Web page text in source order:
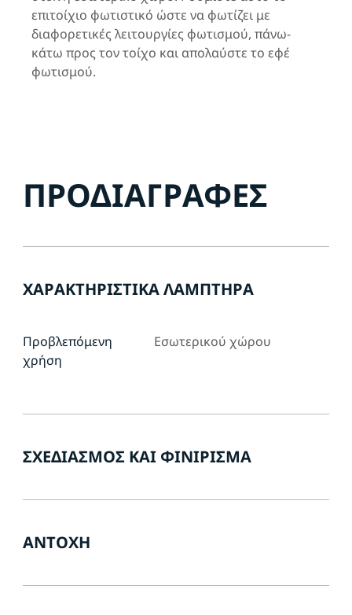
επιτοίχιο φωτιστικό ώστε να φωτίζει με
διαφορετικές λειτουργίες φωτισμού, πάνω-
κάτω προς τον τοίχο και απολαύστε το εφέ
φωτισμού.
ΠΡΟΔΙΑΓΡΑΦΈΣ
ΧΑΡΑΚΤΗΡΙΣΤΙΚΆ ΛΑΜΠΤΉΡΑ
Προβλεπόμενη
χρήση
Εσωτερικού χώρου
ΣΧΕΔΙΑΣΜΌΣ ΚΑΙ ΦΙΝΊΡΙΣΜΑ
ΑΝΤΟΧΉ